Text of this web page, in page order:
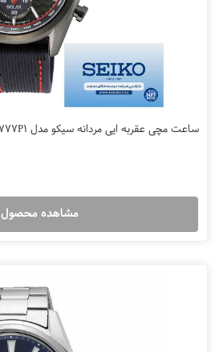
ساعت مچی عقربه ایی مردانه سیکو مدل SSC777P1
مشاهده محصول